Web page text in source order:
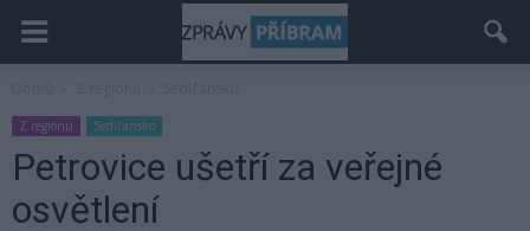
Z regionu Sedlčansko
Petrovice ušetří za veřejné
osvětlení